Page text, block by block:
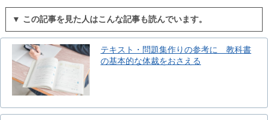
▼ この記事を見た人はこんな記事も読んでいます。
テキスト・問題集作りの参考に 教科書
の基本的な体裁をおさえる